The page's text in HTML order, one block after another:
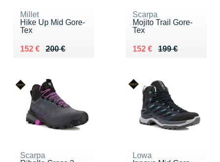
Millet
Hike Up Mid Gore-
Tex
200 €
Au lieu de 200 €
152 €
Vendu 152 €
Scarpa
Mojito Trail Gore-
Tex
199 €
Au lieu de 199 €
152 €
Vendu 152 €
Scarpa
Lowa